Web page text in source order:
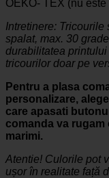
OEKO- TEX (nu este
Intretinere:
spalat, max. 30
durabilitatea
tricourilor doar pe
Pentru a plasa
personalizare,
care apasati
comanda va
marimi.
Atentie! Culorile pot
ușor în realitate față